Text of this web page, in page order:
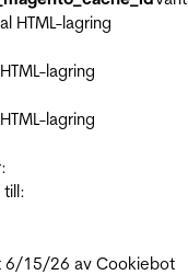
HTML-lagring
lagring
lagring
till:
6/15/26 av Cookiebot